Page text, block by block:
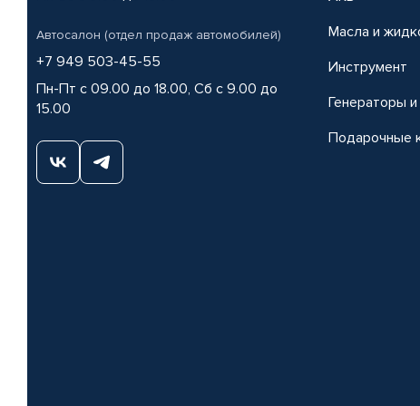
Автосалон (отдел продаж автомобилей)
+7 949 503-45-55
Пн-Пт с 09.00 до 18.00, Сб с 9.00 до
15.00
Масла и
Инструмент
Генераторы
Подарочные